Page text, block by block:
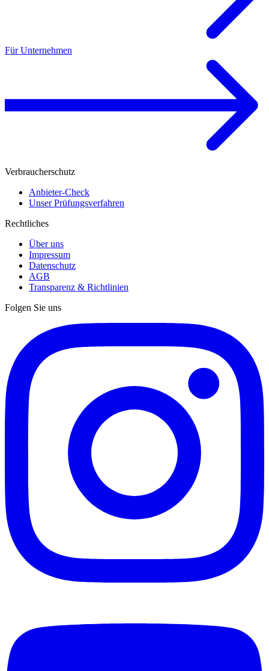
Für Unternehmen
Verbraucherschutz
Anbieter-Check
Unser Prüfungsverfahren
Rechtliches
Über uns
Impressum
Datenschutz
AGB
Transparenz & Richtlinien
Folgen Sie uns